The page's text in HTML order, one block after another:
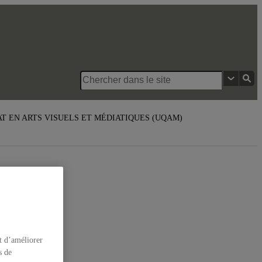
EN ARTS VISUELS ET MÉDIATIQUES (UQAM)
d’améliorer
de